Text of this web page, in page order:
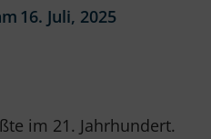
16. Juli, 2025
im 21. Jahrhundert.